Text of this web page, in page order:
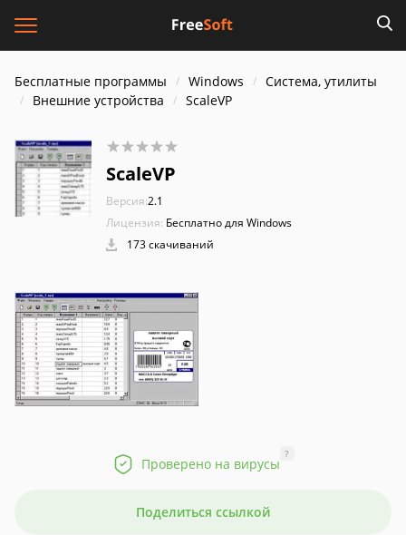
Бесплатные программы Windows
Система, утилиты
Внешние устройства
ScaleVP
ScaleVP
Версия:2.1
Лицензия: Бесплатно для Windows
173 скачиваний
Проверено на вирусы
?
Поделиться ссылкой